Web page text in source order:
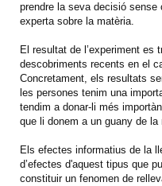
prendre la seva decisió sense
experta sobre la matèria.
El resultat de l’experiment es
descobriments recents en el
Concretament, els resultats
les persones tenim una
tendim a donar-li més
que li donem a un guany de la
Els efectes informatius de la
d’efectes d'aquest tipus que
constituir un fenomen de